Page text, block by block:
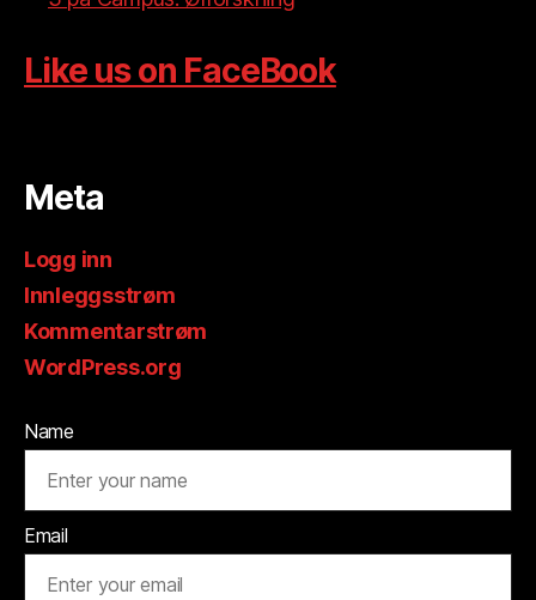
Like us on FaceBook
Meta
Logg inn
Innleggsstrøm
Kommentarstrøm
WordPress.org
Name
Email